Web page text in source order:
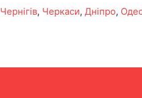
Чернігів, Черкаси, Дніпро,